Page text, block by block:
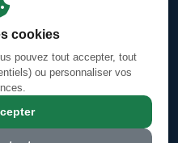
des cookies
Source
Versets
(Hijri/Miladi)
Orléans, France
Sud - mosquee-orleans-
cookies
pouvez tout accepter, tout
ou personnaliser vos